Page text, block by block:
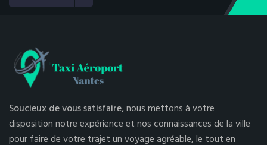
Soucieux de vous satisfaire,nous mettons à votre
disposition notre expérience et nos connaissances de la ville
pour faire de votre trajet un voyage agréable, le tout en